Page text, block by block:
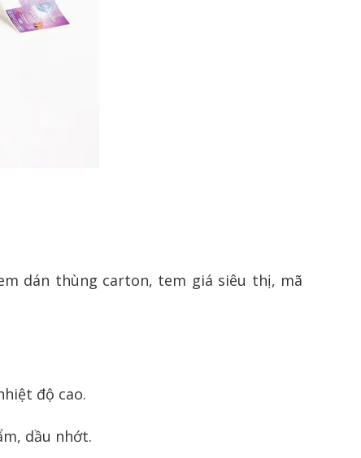
dán thùng carton, tem giá siêu thị, mã
độ cao.
dầu nhớt.